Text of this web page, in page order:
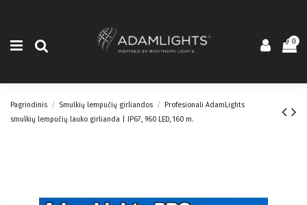
0
Pagrindinis Smulkių lempučių girliandos
Profesionali AdamLights
smulkių lempučių lauko girlianda | IP67, 960 LED, 160 m.